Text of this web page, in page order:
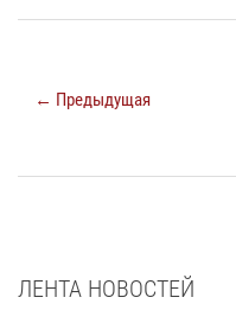
← Предыдущая
ЛЕНТА НОВОСТЕЙ